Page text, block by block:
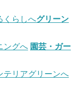
グリーン
園芸・ガー